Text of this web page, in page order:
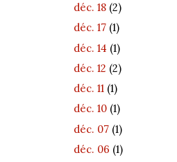
déc. 18 (2)
déc. 17 (1)
déc. 14 (1)
déc. 12 (2)
déc. 11 (1)
déc. 10 (1)
déc. 07 (1)
déc. 06 (1)